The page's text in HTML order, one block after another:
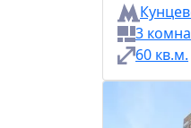
3
60 кв.м.